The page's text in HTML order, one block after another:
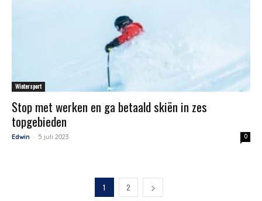
Wintersport
Stop met werken en ga betaald skiën in zes
topgebieden
Edwin - 5 juli 2023 0
1 2